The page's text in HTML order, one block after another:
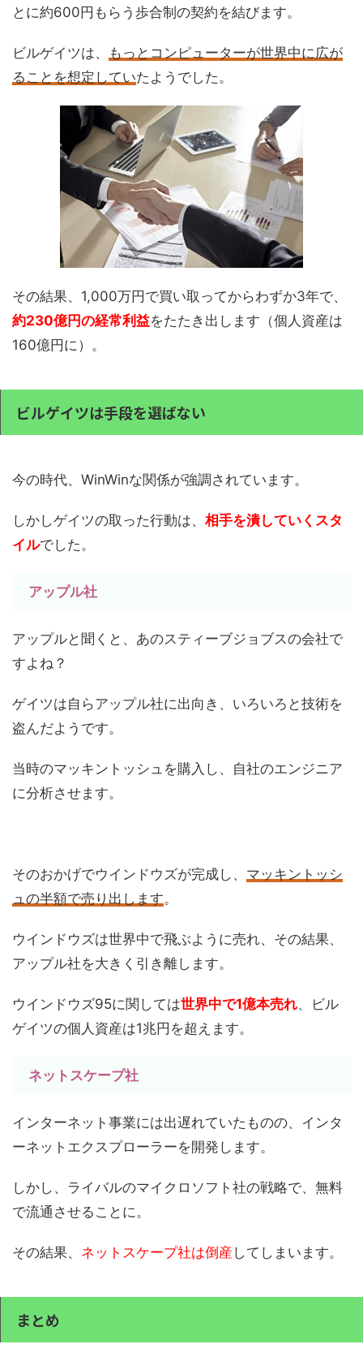
とに約600円もらう歩合制の契約を結びます。
ビルゲイツは、
もっとコンピューターが世界中に広が
ることを想定していたようでした。
その結果、1,000万円で買い取ってからわずか3年で、
約230億円の経常利益をたたき出します（個人資産は
160億円に）。
ビルゲイツは手段を選ばない
今の時代、WinWinな関係が強調されています。
しかしゲイツの取った行動は、 相手を潰していくスタ
イルでした。
アップル社
アップルと聞くと、あのスティーブジョブスの会社で
すよね？
ゲイツは自らアップル社に出向き、いろいろと技術を
盗んだようです。
当時のマッキントッシュを購入し、自社のエンジニア
に分析させます。
そのおかげでウインドウズが完成し、 マッキントッシ
ュの半額で売り出します。
ウインドウズは世界中で飛ぶように売れ、その結果、
アップル社を大きく引き離します。
ウインドウズ95に関しては世界中で1億本売れ、ビル
ゲイツの個人資産は1兆円を超えます。
ネットスケープ社
インターネット事業には出遅れていたものの、インタ
ーネットエクスプローラーを開発します。
しかし、ライバルのマイクロソフト社の戦略で、無料
で流通させることに。
その結果、 ネットスケープ社は倒産 してしまいます。
まとめ